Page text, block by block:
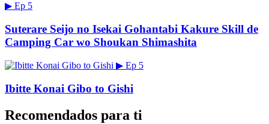
▶ Ep 5
Suterare Seijo no Isekai Gohantabi Kakure Skill de
Camping Car wo Shoukan Shimashita
▶ Ep 5
Ibitte Konai Gibo to Gishi
Recomendados para ti